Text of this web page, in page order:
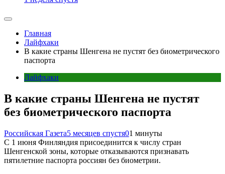
Главная
Лайфхаки
В какие страны Шенгена не пустят без биометрического
паспорта
Лайфхаки
В какие страны Шенгена не пустят
без биометрического паспорта
Российская Газета5 месяцев спустя01 минуты
С 1 июня Финляндия присоединится к числу стран
Шенгенской зоны, которые отказываются признавать
пятилетние паспорта россиян без биометрии.